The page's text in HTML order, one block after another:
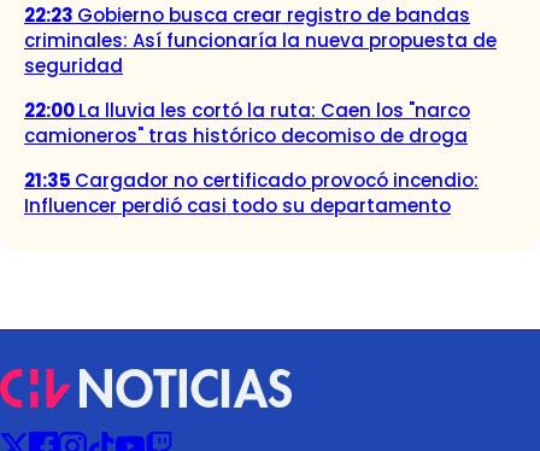
22:23 Gobierno busca crear registro de bandas
criminales: Así funcionaría la nueva propuesta de
seguridad
22:00La lluvia les cortó la ruta: Caen los "narco
camioneros" tras histórico decomiso de droga
21:35 Cargador no certificado provocó incendio:
Influencer perdió casi todo su departamento